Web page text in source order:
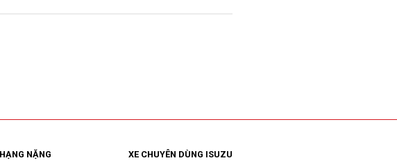
NẶNG XE CHUYÊN DÙNG ISUZU